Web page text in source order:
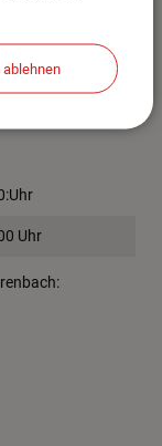
Uhr
ablehnen